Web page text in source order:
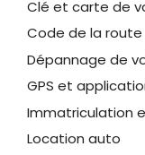
Clé et carte de
Code de la
Dépannage de
GPS et
Immatriculation
Location auto